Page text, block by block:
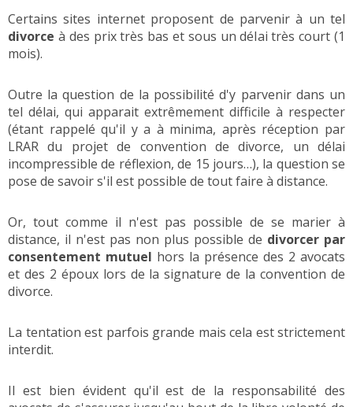
Certains sites internet proposent de parvenir à un tel
divorce à des prix très bas et sous un délai très court (1
mois).
Outre la question de la possibilité d'y parvenir dans un
tel délai, qui apparait extrêmement difficile à respecter
(étant rappelé qu'il y a à minima, après réception par
LRAR du projet de convention de divorce, un délai
incompressible de réflexion, de 15 jours…), la question se
pose de savoir s'il est possible de tout faire à distance.
Or, tout comme il n'est pas possible de se marier à
distance, il n'est pas non plus possible de divorcer par
consentement mutuel hors la présence des 2 avocats
et des 2 époux lors de la signature de la convention de
divorce.
La tentation est parfois grande mais cela est strictement
interdit.
Il est bien évident qu'il est de la responsabilité des